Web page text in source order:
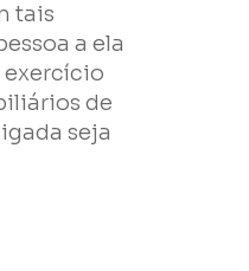
tais
a ela
de
seja